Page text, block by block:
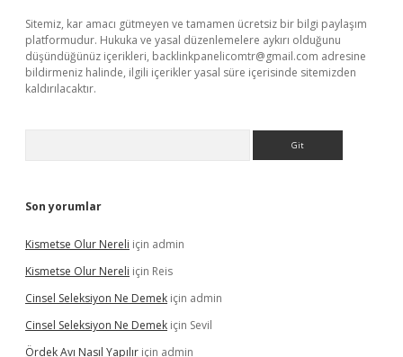
Sitemiz, kar amacı gütmeyen ve tamamen ücretsiz bir bilgi paylaşım
platformudur. Hukuka ve yasal düzenlemelere aykırı olduğunu
düşündüğünüz içerikleri, backlinkpanelicomtr@gmail.com adresine
bildirmeniz halinde, ilgili içerikler yasal süre içerisinde sitemizden
kaldırılacaktır.
Son yorumlar
Kismetse Olur Nereli için admin
Kismetse Olur Nereli için Reis
Cinsel Seleksiyon Ne Demek için admin
Cinsel Seleksiyon Ne Demek için Sevil
Ördek Avı Nasıl Yapılır için admin